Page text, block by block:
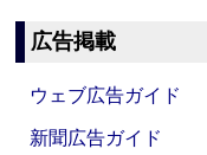
広告掲載
ウェブ広告ガイド
新聞広告ガイド